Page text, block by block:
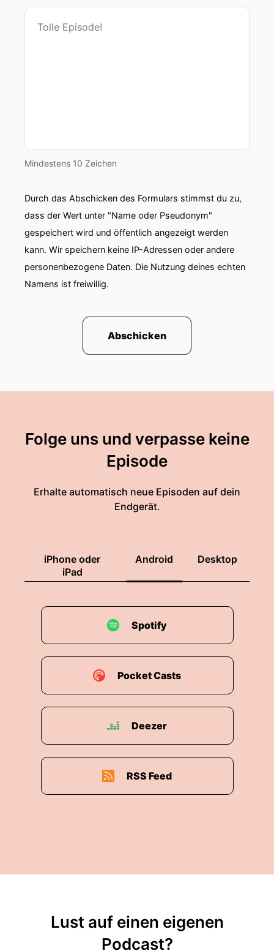
Mindestens 10 Zeichen
Durch das Abschicken des Formulars stimmst du zu,
dass der Wert unter "Name oder Pseudonym"
gespeichert wird und öffentlich angezeigt werden
kann. Wir speichern keine IP-Adressen oder andere
personenbezogene Daten. Die Nutzung deines echten
Namens ist freiwillig.
Abschicken
Folge uns und verpasse keine
Episode
Erhalte automatisch neue Episoden auf dein
Endgerät.
iPhone oder
iPad
Android Desktop
Spotify
Pocket Casts
Deezer
RSS Feed
Lust auf einen eigenen
Podcast?